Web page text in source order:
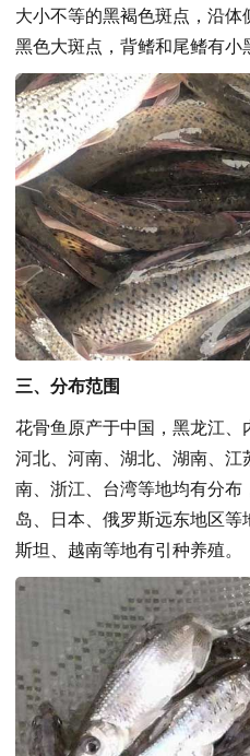
大小不等的黑褐色斑点，沿
黑色大斑点，背鳍和尾鳍有小
三、分布范围
花骨鱼原产于中国，黑龙江、
河北、河南、湖北、湖南、江
南、浙江、台湾等地均有分
岛、日本、俄罗斯远东地区
斯坦、越南等地有引种养殖。